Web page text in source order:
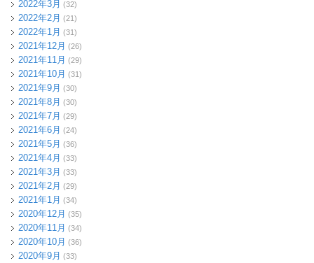
2022年3月 (32)
2022年2月 (21)
2022年1月 (31)
2021年12月 (26)
2021年11月 (29)
2021年10月 (31)
2021年9月 (30)
2021年8月 (30)
2021年7月 (29)
2021年6月 (24)
2021年5月 (36)
2021年4月 (33)
2021年3月 (33)
2021年2月 (29)
2021年1月 (34)
2020年12月 (35)
2020年11月 (34)
2020年10月 (36)
2020年9月 (33)